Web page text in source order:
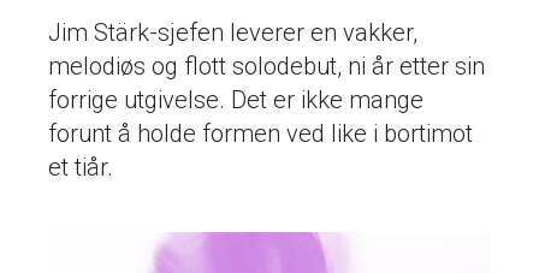
Jim Stärk-sjefen leverer en vakker,
melodiøs og flott solodebut, ni år etter sin
forrige utgivelse. Det er ikke mange
forunt å holde formen ved like i bortimot
et tiår.